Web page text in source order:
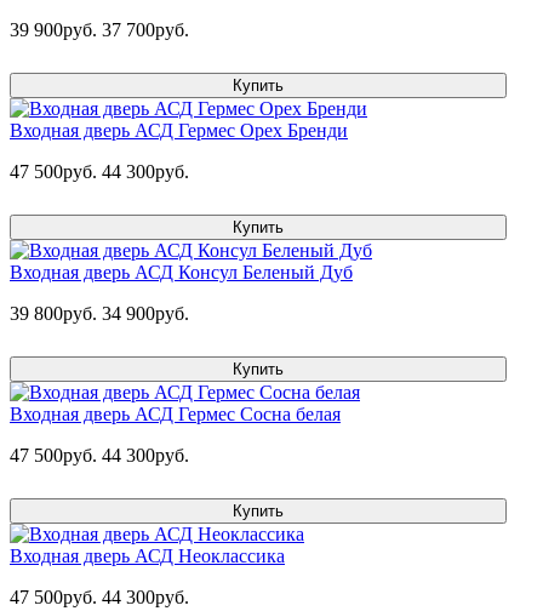
39 900руб. 37 700руб.
Купить
Входная дверь АСД Гермес Орех Бренди
47 500руб. 44 300руб.
Купить
Входная дверь АСД Консул Беленый Дуб
39 800руб. 34 900руб.
Купить
Входная дверь АСД Гермес Сосна белая
47 500руб. 44 300руб.
Купить
Входная дверь АСД Неоклассика
47 500руб. 44 300руб.